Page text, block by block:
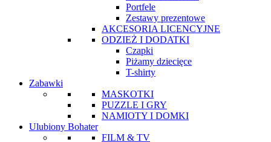
Portfele
Zestawy prezentowe
AKCESORIA LICENCYJNE
ODZIEŻ I DODATKI
Czapki
Piżamy dziecięce
T-shirty
Zabawki
MASKOTKI
PUZZLE I GRY
NAMIOTY I DOMKI
Ulubiony Bohater
FILM & TV